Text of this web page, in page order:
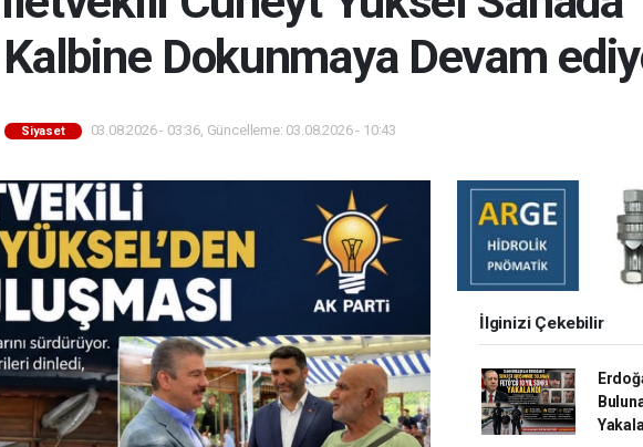
Dokunmaya Devam
Siyaset 03.08.2026 - 03:36, Güncelleme: 03.08.2026 - 10:43
İlginizi Çekebilir